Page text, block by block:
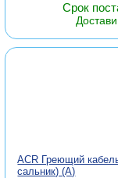
Срок
ACR Греющий
сальник) (А)